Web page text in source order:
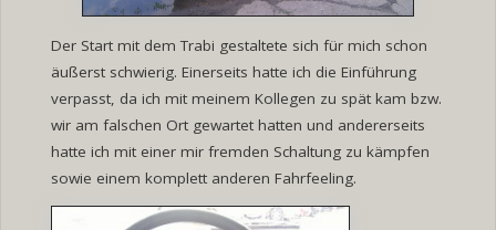
Der Start mit dem Trabi gestaltete sich für mich schon
äußerst schwierig. Einerseits hatte ich die Einführung
verpasst, da ich mit meinem Kollegen zu spät kam bzw.
wir am falschen Ort gewartet hatten und andererseits
hatte ich mit einer mir fremden Schaltung zu kämpfen
sowie einem komplett anderen Fahrfeeling.